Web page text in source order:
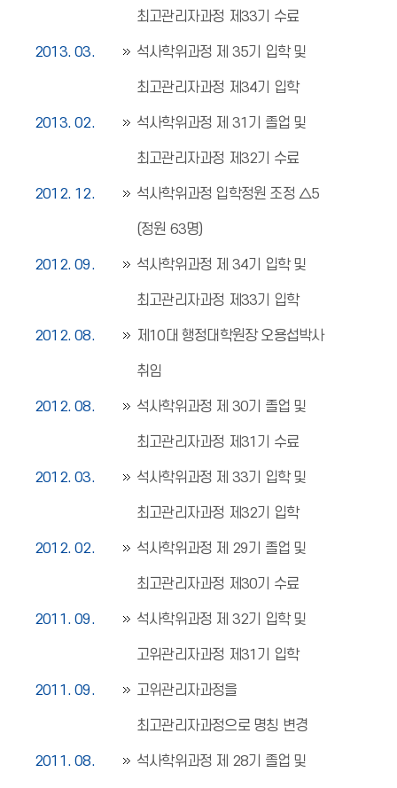
최고관리자과정 제33기 수료
2013. 03. 석사학위과정 제 35기 입학 및
최고관리자과정 제34기 입학
2013. 02. 석사학위과정 제 31기 졸업 및
최고관리자과정 제32기 수료
2012. 12. 석사학위과정 입학정원 조정 △5
(정원 63명)
2012. 09. 석사학위과정 제 34기 입학 및
최고관리자과정 제33기 입학
2012. 08. 제10대 행정대학원장 오용섭박사
취임
2012. 08. 석사학위과정 제 30기 졸업 및
최고관리자과정 제31기 수료
2012. 03. 석사학위과정 제 33기 입학 및
최고관리자과정 제32기 입학
2012. 02. 석사학위과정 제 29기 졸업 및
최고관리자과정 제30기 수료
2011. 09. 석사학위과정 제 32기 입학 및
고위관리자과정 제31기 입학
2011. 09. 고위관리자과정을
최고관리자과정으로 명칭 변경
2011. 08. 석사학위과정 제 28기 졸업 및